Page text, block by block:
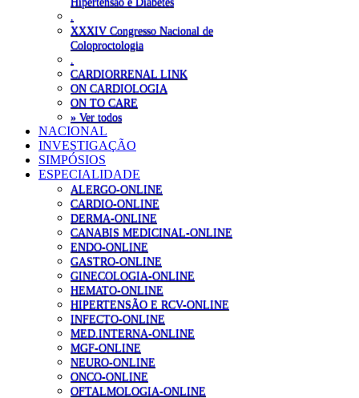
XXXIV Congresso Nacional de
Coloproctologia
CARDIORRENAL LINK
ON CARDIOLOGIA
ON TO CARE
» Ver todos
NACIONAL
INVESTIGAÇÃO
SIMPÓSIOS
ESPECIALIDADE
ALERGO-ONLINE
CARDIO-ONLINE
DERMA-ONLINE
CANABIS MEDICINAL-ONLINE
ENDO-ONLINE
GASTRO-ONLINE
GINECOLOGIA-ONLINE
HEMATO-ONLINE
HIPERTENSÃO E RCV-ONLINE
INFECTO-ONLINE
MED.INTERNA-ONLINE
MGF-ONLINE
NEURO-ONLINE
ONCO-ONLINE
OFTALMOLOGIA-ONLINE